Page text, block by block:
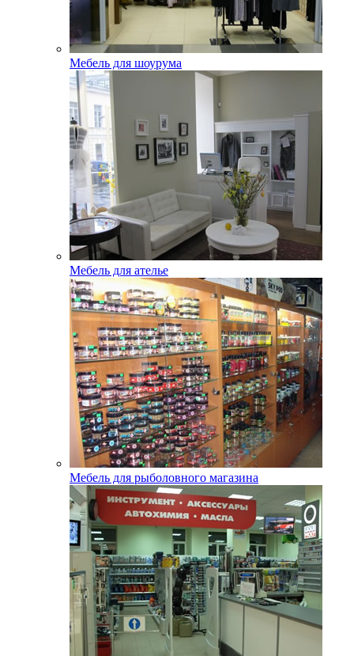
Мебель для шоурума
Мебель для ателье
Мебель для рыболовного магазина